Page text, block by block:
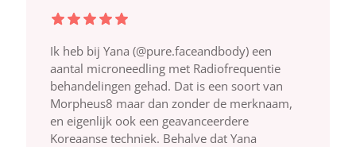
Ik heb bij Yana (@pure.faceandbody) een
aantal microneedling met Radiofrequentie
behandelingen gehad. Dat is een soort van
Morpheus8 maar dan zonder de merknaam,
en eigenlijk ook een geavanceerdere
Koreaanse techniek. Behalve dat Yana